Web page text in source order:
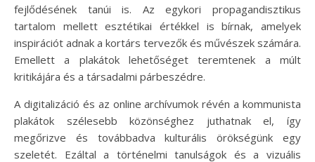
fejlődésének tanúi is. Az egykori propagandisztikus
tartalom mellett esztétikai értékkel is bírnak, amelyek
inspirációt adnak a kortárs tervezők és művészek számára.
Emellett a plakátok lehetőséget teremtenek a múlt
kritikájára és a társadalmi párbeszédre.
A digitalizáció és az online archívumok révén a kommunista
plakátok szélesebb közönséghez juthatnak el, így
megőrizve és továbbadva kulturális örökségünk egy
szeletét. Ezáltal a történelmi tanulságok és a vizuális